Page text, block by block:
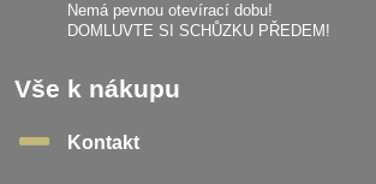
Nemá pevnou otevírací dobu!
DOMLUVTE SI SCHŮZKU PŘEDEM!
Vše k nákupu
Kontakt